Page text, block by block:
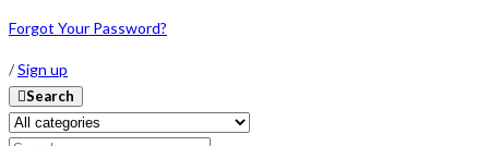
Forgot Your Password?
/Sign up
Search